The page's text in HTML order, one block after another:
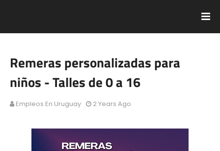
Remeras personalizadas para
niños - Talles de 0 a 16
Empleos En Uruguay 2 Years Ago